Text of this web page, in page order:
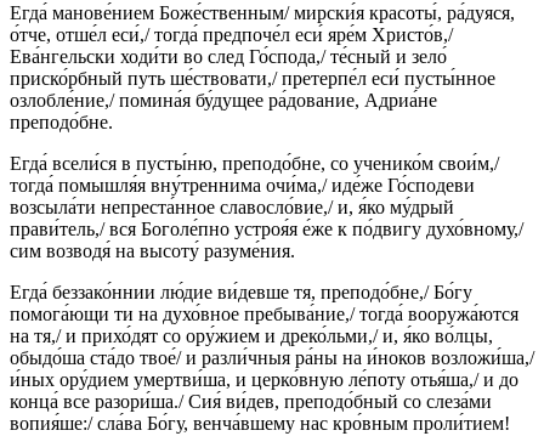
Егда́ манове́нием Боже́ственным/ мирски́я красоты́, ра́дуяся,
о́тче, отше́л еси́,/ тогда́ предпоче́л еси́ яре́м Христо́в,/
Ева́нгельски ходи́ти во след Го́спода,/ те́сный и зело́
приско́рбный путь ше́ствовати,/ претерпе́л еси́ пусты́нное
озлобле́ние,/ помина́я бу́дущее ра́дование, Адриа́не
преподо́бне.
Егда́ всели́ся в пусты́ню, преподо́бне, со ученико́м свои́м,/
тогда́ помышля́я вну́треннима очи́ма,/ иде́же Го́сподеви
возсыла́ти непреста́нное славосло́вие,/ и, я́ко му́дрый
прави́тель,/ вся Боголе́пно устроя́я е́же к по́двигу духо́вному,/
сим возводя́ на высоту́ разуме́ния.
Егда́ беззако́ннии лю́дие ви́девше тя, преподо́бне,/ Бо́гу
помога́ющи ти на духо́вное пребыва́ние,/ тогда́ вооружа́ются
на тя,/ и прихо́дят со ору́жием и дреко́льми,/ и, я́ко во́лцы,
обыдо́ша ста́до твое́/ и разли́чныя ра́ны на и́ноков возложи́ша,/
и́ных ору́дием умертви́ша, и церко́вную ле́поту отья́ша,/ и до
конца́ все разори́ша./ Сия́ ви́дев, преподо́бный со слеза́ми
вопия́ше:/ сла́ва Бо́гу, венча́вшему нас кро́вным проли́тием!